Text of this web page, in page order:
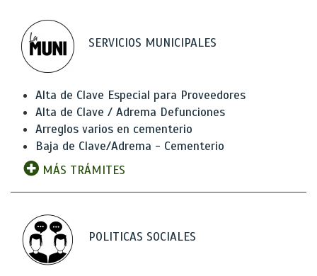
SERVICIOS MUNICIPALES
Alta de Clave Especial para Proveedores
Alta de Clave / Adrema Defunciones
Arreglos varios en cementerio
Baja de Clave/Adrema - Cementerio
MÁS TRÁMITES
POLITICAS SOCIALES